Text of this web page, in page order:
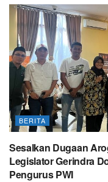
BERITA
Sesalkan Dugaan
Legislator Gerindra
Pengurus PWI